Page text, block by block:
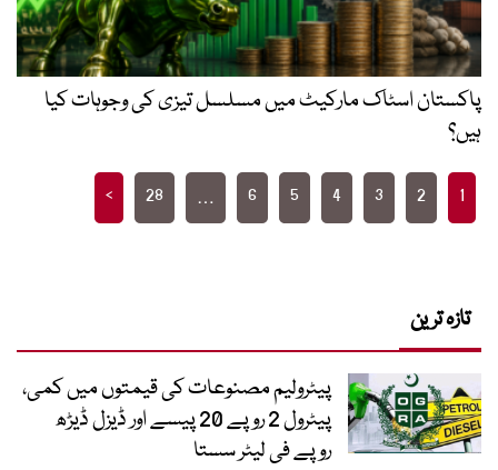
پاکستان اسٹاک مارکیٹ میں مسلسل تیزی کی وجوہات کیا
ہیں؟
Posts
pagination
1
2
3
4
5
6
…
28
>
تازہ ترین
پیٹرولیم مصنوعات کی قیمتوں میں کمی،
پیٹرول 2 روپے 20 پیسے اور ڈیزل ڈیڑھ
روپے فی لیٹر سستا